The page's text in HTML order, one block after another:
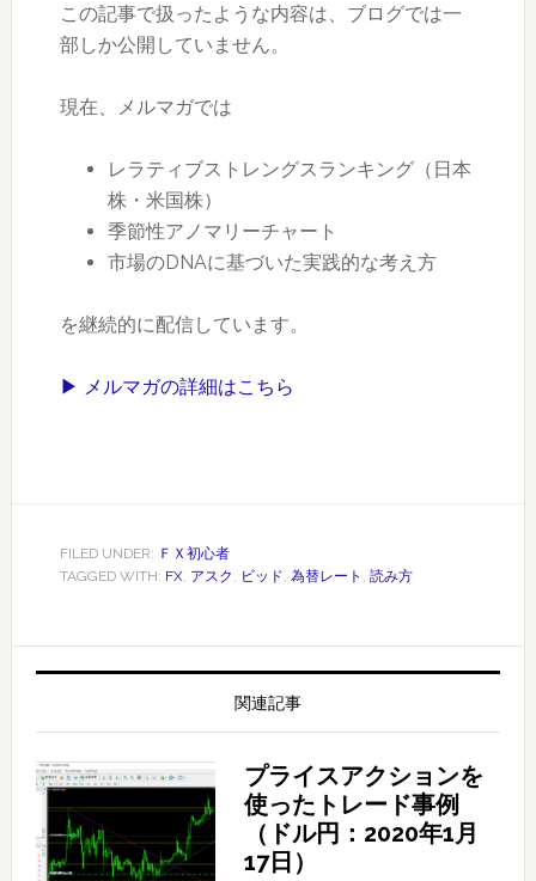
この記事で扱ったような内容は、ブログでは一
部しか公開していません。
現在、メルマガでは
レラティブストレングスランキング（日本
株・米国株）
季節性アノマリーチャート
市場のDNAに基づいた実践的な考え方
を継続的に配信しています。
▶ メルマガの詳細はこちら
FILED UNDER: ＦＸ初心者
TAGGED WITH: FX, アスク ビッド 為替レート 読み方
関連記事
プライスアクションを
使ったトレード事例
（ドル円：2020年1月
17日）